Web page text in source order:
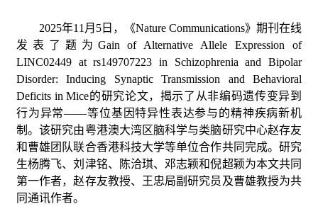
2025年11月5日，《Nature Communications》期刊在线
发表了题为Gain of Alternative Allele Expression of
LINC02449 at rs149707223 in Schizophrenia and Bipolar
Disorder: Inducing Synaptic Transmission and Behavioral
Deficits in Mice的研究论文，揭示了从非编码遗传变异到
行为异常——等位基因特异性表达参与的精神疾病新机
制。该研究由粤港澳大湾区脑科学与类脑研究中心赵存友
和曹雄团队联合香港科技大学等单位合作共同完成。研究
生杨腾飞、刘津铭、陈洽琪、邓志颖和倪超颖为本文共同
第一作者，赵存友教授、王忠局副研究员及曹雄教授为共
同通讯作者。